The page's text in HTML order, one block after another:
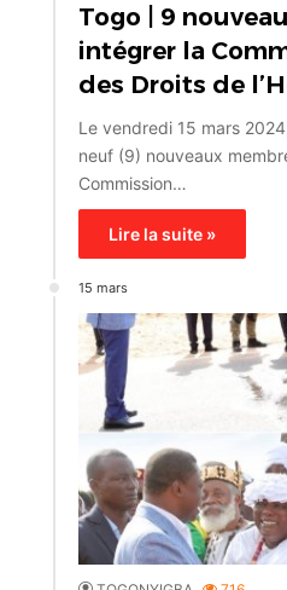
Togo | 9
intégrer la
des Droits de
Le vendredi 15 mars
neuf (9) nouveaux
Commission…
Lire la suite »
15 mars